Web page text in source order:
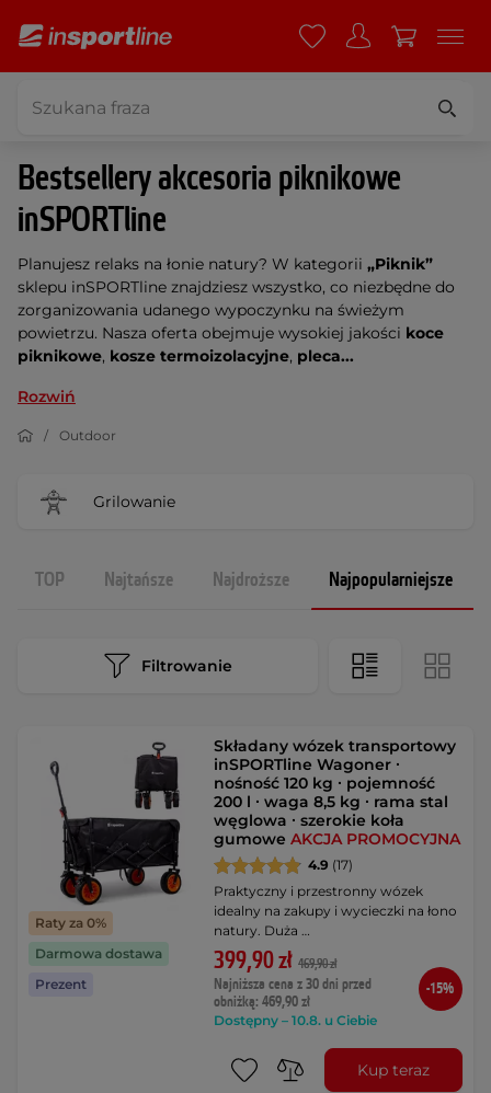
Bestsellery akcesoria piknikowe
inSPORTline
Planujesz relaks na łonie natury? W kategorii „Piknik”
sklepu inSPORTline znajdziesz wszystko, co niezbędne do
zorganizowania udanego wypoczynku na świeżym
powietrzu. Nasza oferta obejmuje wysokiej jakości koce
piknikowe, kosze termoizolacyjne, pleca...
Rozwiń
Outdoor
Grilowanie
TOP Najtańsze Najdroższe Najpopularniejsze
Filtrowanie
Raty za 0%
Darmowa dostawa
Prezent
Składany wózek transportowy
inSPORTline Wagoner ∙
nośność 120 kg ∙ pojemność
200 l ∙ waga 8,5 kg ∙ rama stal
węglowa ∙ szerokie koła
gumoweAKCJA PROMOCYJNA
4.9 (17)
Praktyczny i przestronny wózek
idealny na zakupy i wycieczki na łono
natury. Duża …
399,90 zł 469,90 zł
Najniższa cena z 30 dni przed
obniżką: 469,90 zł
Dostępny – 10.8. u Ciebie
-15%
Kup teraz